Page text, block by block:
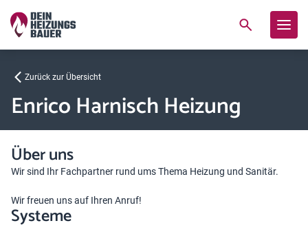
Zurück zur Übersicht
Enrico Harnisch Heizung
Über uns
Wir sind Ihr Fachpartner rund ums Thema Heizung und Sanitär.
Wir freuen uns auf Ihren Anruf!
Systeme